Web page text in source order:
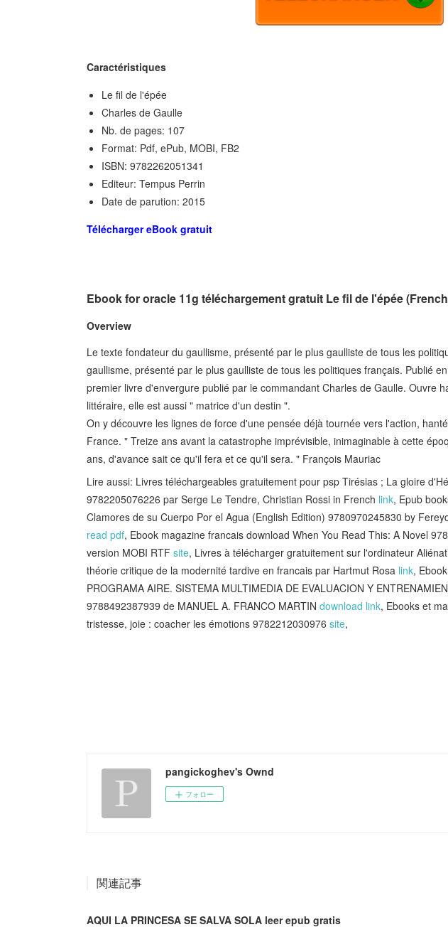
Caractéristiques
Le fil de l'épée
Charles de Gaulle
Nb. de pages: 107
Format: Pdf, ePub, MOBI, FB2
ISBN: 9782262051341
Editeur: Tempus Perrin
Date de parution: 2015
Télécharger eBook gratuit
Ebook for oracle 11g téléchargement gratuit Le fil de l'épée
Overview
Le texte fondateur du gaullisme, présenté par le plus gaulliste de tous les
gaullisme, présenté par le plus gaulliste de tous les politiques français. Publié
premier livre d'envergure publié par le commandant Charles de Gaulle. Ouvre
littéraire, elle est aussi " matrice d'un destin ".
On y découvre les lignes de force d'une pensée déjà tournée vers l'action,
France. " Treize ans avant la catastrophe imprévisible, inimaginable à cette
ans, d'avance sait ce qu'il fera et ce qu'il sera. " François Mauriac
Lire aussi: Livres téléchargeables gratuitement pour psp Tirésias ; La gloire
9782205076226 par Serge Le Tendre, Christian Rossi in French link, Epub
Clamores de su Cuerpo Por el Agua (English Edition) 9780970245830 by
read pdf, Ebook magazine francais download When You Read This: A Novel
version MOBI RTF site, Livres à télécharger gratuitement sur l'ordinateur
théorie critique de la modernité tardive en francais par Hartmut Rosa link,
PROGRAMA AIRE. SISTEMA MULTIMEDIA DE EVALUACION Y
9788492387939 de MANUEL A. FRANCO MARTIN download link, Ebooks et
tristesse, joie : coacher les émotions 9782212030976 site,
pangickoghev's Ownd
フォロー
関連記事
AQUI LA PRINCESA SE SALVA SOLA leer epub gratis